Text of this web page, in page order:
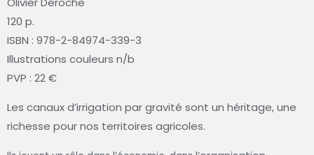
120 p.
ISBN : 978-2-84974-339-3
Illustrations couleurs n/b
PVP : 22 €
Les canaux d’irrigation par gravité sont un héritage, une
richesse pour nos territoires agricoles.